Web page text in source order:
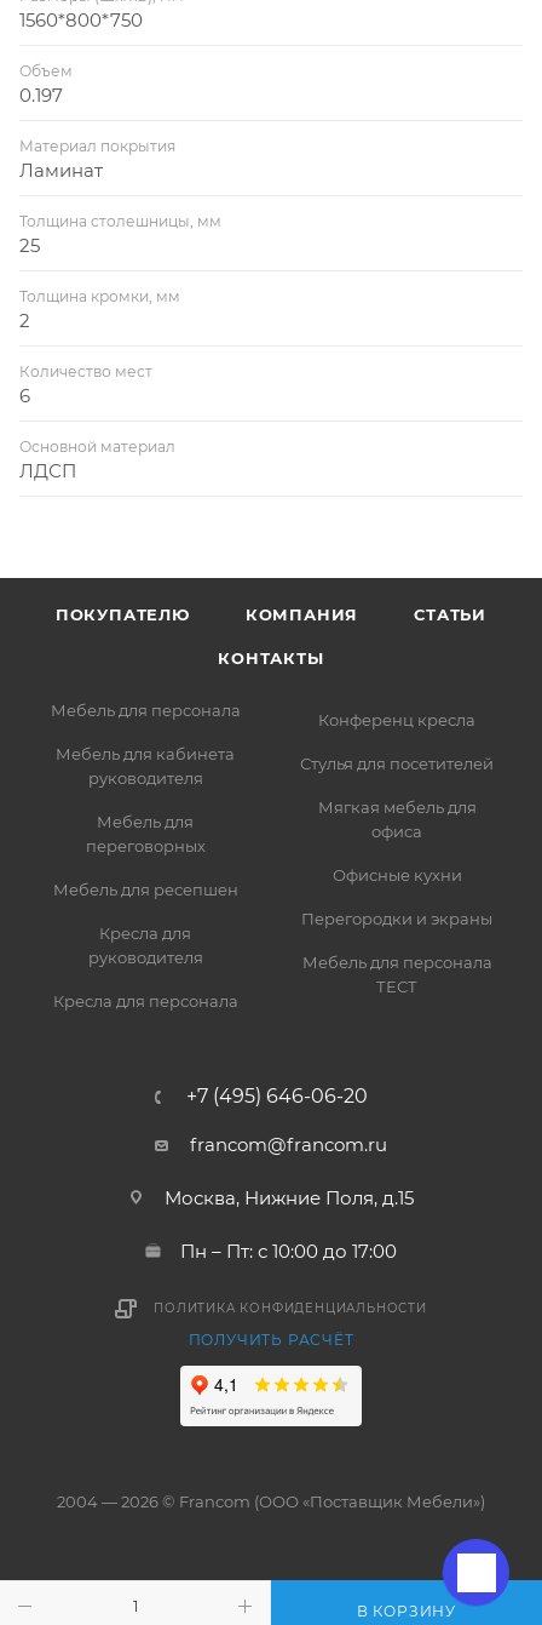
В КОРЗИНУ
1560*800*750
Объем
0.197
Материал покрытия
Ламинат
Толщина столешницы, мм
25
Толщина кромки, мм
2
Количество мест
6
Основной материал
ЛДСП
ПОКУПАТЕЛЮ КОМПАНИЯ СТАТЬИ
КОНТАКТЫ
Мебель для персонала
Мебель для кабинета
руководителя
Мебель для
переговорных
Мебель для ресепшен
Кресла для
руководителя
Кресла для персонала
Конференц кресла
Стулья для посетителей
Мягкая мебель для
офиса
Офисные кухни
Перегородки и экраны
Мебель для персонала
ТЕСТ
+7 (495) 646-06-20
francom@francom.ru
Москва, Нижние Поля, д.15
Пн – Пт: с 10:00 до 17:00
ПОЛИТИКА КОНФИДЕНЦИАЛЬНОСТИ
ПОЛУЧИТЬ РАСЧЁТ
2004 — 2026 © Francom (ООО «Поставщик Мебели»)